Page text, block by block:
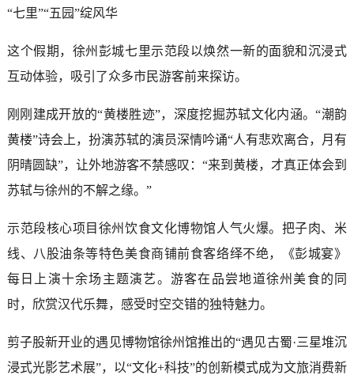
“七里”“五园”绽风华
这个假期，徐州彭城七里示范段以焕然一新的面貌和沉浸式
互动体验，吸引了众多市民游客前来探访。
刚刚建成开放的“黄楼胜迹”，深度挖掘苏轼文化内涵。“潮韵
黄楼”诗会上，扮演苏轼的演员深情吟诵“人有悲欢离合，月有
阴晴圆缺”，让外地游客不禁感叹：“来到黄楼，才真正体会到
苏轼与徐州的不解之缘。”
示范段核心项目徐州饮食文化博物馆人气火爆。把子肉、米
线、八股油条等特色美食商铺前食客络绎不绝，《彭城宴》
每日上演十余场主题演艺。游客在品尝地道徐州美食的同
时，欣赏汉代乐舞，感受时空交错的独特魅力。
剪子股新开业的遇见博物馆徐州馆推出的“遇见古蜀·三星堆沉
浸式光影艺术展”，以“文化+科技”的创新模式成为文旅消费新